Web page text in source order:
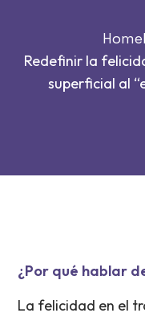
Home
Redefinir la
superficial al
¿Por qué hablar
La felicidad en el